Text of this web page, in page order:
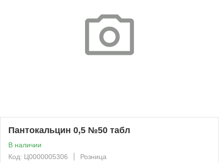
Пантокальцин 0,5 №50 табл
В наличии
Код: Ц0000005306
Розница